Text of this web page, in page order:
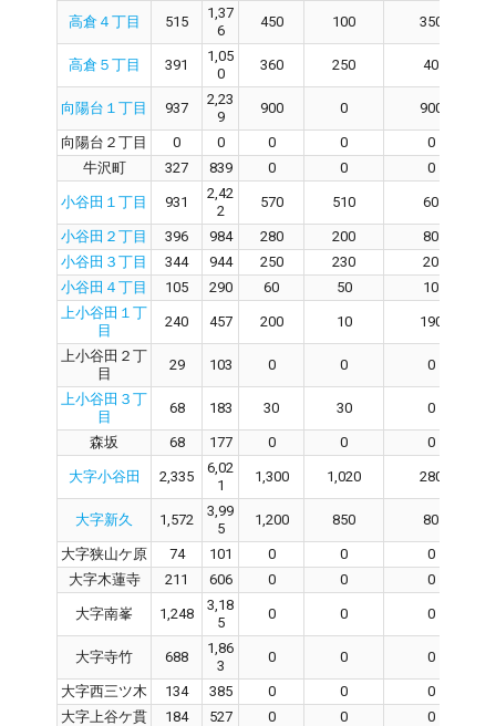
高倉４丁目 515
1,37
6
450 100 350
高倉５丁目 391
1,05
0
360 250 40
向陽台１丁目 937
2,23
9
900 0 900
向陽台２丁目 0 0 0 0
0
牛沢町
327 839 0 0 0
小谷田１丁目 931
2,42
2
570 510 60
小谷田２丁目 396 984 280 200
80
小谷田３丁目
344 944 250 230
20
小谷田４丁目
105 290 60 50
10
上小谷田１丁
目
240 457 200 10 190
上小谷田２丁
目
29 103 0 0 0
上小谷田３丁
目
68 183 30 30 0
森坂 68 177 0 0 0
大字小谷田 2,335
6,02
1
1,300 1,020 280
大字新久 1,572
3,99
5
1,200 850 80
大字狭山ケ原 74 101 0 0
0
大字木蓮寺
211 606 0 0 0
大字南峯 1,248
3,18
5
0 0 0
大字寺竹 688
1,86
3
0 0 0
大字西三ツ木 134 385 0 0
0
大字上谷ケ貫
184 527 0 0
0